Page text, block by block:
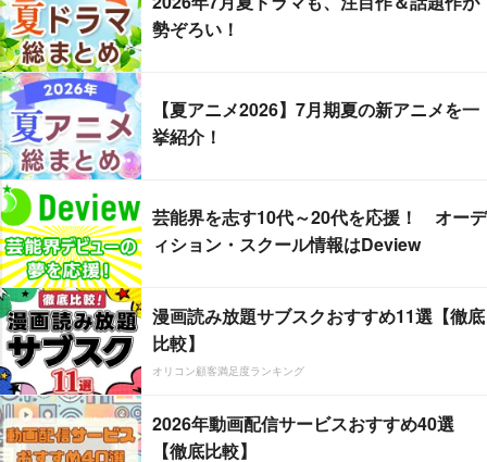
勢ぞろい！
【夏アニメ2026】7月期夏の新アニメを一
挙紹介！
芸能界を志す10代～20代を応援！ オーデ
ィション・スクール情報はDeview
漫画読み放題サブスクおすすめ11選【徹底
比較】
オリコン顧客満足度ランキング
2026年動画配信サービスおすすめ40選
【徹底比較】